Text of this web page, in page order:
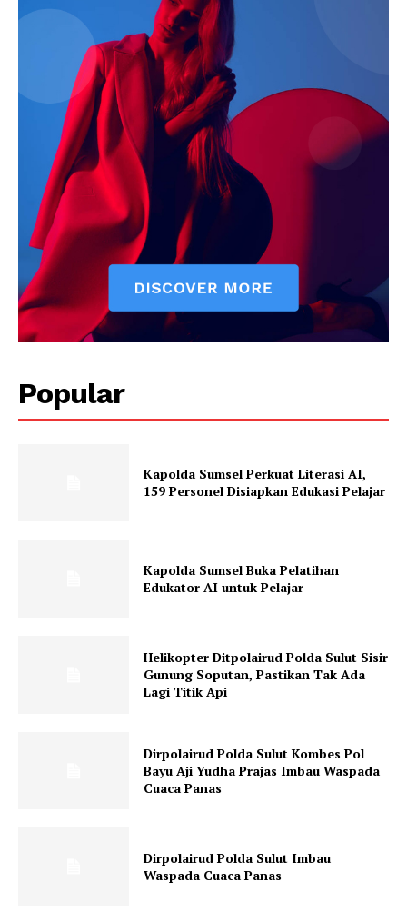
Subscription Plans
My account
Popular
Kapolda Sumsel Perkuat Literasi AI,
159 Personel Disiapkan Edukasi Pelajar
Kapolda Sumsel Buka Pelatihan
Edukator AI untuk Pelajar
Helikopter Ditpolairud Polda Sulut Sisir
Gunung Soputan, Pastikan Tak Ada
Lagi Titik Api
Dirpolairud Polda Sulut Kombes Pol
Bayu Aji Yudha Prajas Imbau Waspada
Cuaca Panas
Dirpolairud Polda Sulut Imbau
Waspada Cuaca Panas